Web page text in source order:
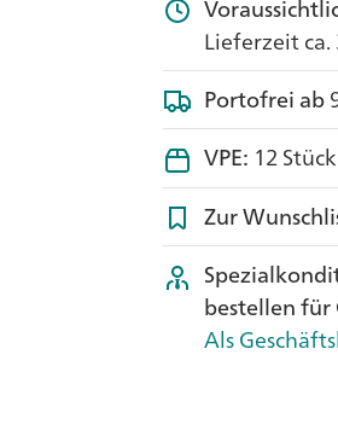
Lieferzeit ca.
Portofrei ab
VPE: 12 Stück
Zur
bestellen für
Als